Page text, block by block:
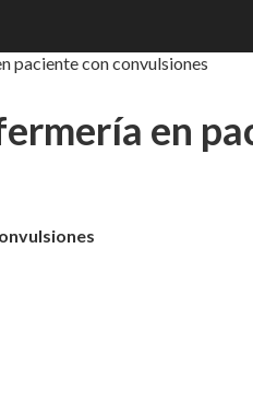
paciente con convulsiones
en